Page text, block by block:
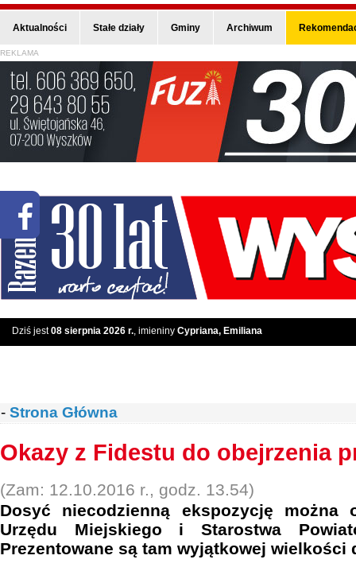
Aktualności Stałe działy Gminy Archiwum
REKLAMA
Dziś jest08 sierpnia 2026 r., imieniny Cypriana, Emiliana
- Strona Główna
Okazy z Fidestu do obejrzenia
(Zam: 12.10.2016 r., godz. 13.54)
Dosyć niecodzienną ekspozycję można
Urzędu Miejskiego i Starostwa
Prezentowane są tam wyjątkowej wielkości